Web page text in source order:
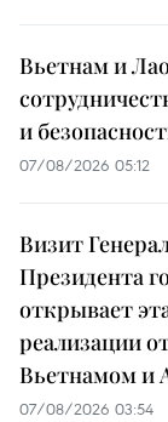
Вьетнам и
и
07/08/2026 05:12
Визит
Президента
открывает
реализации
Вьетнамом и
07/08/2026 03:54